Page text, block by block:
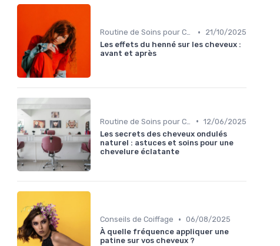
Routine de Soins pour Cheveux Bouclés •
21/10/2025
Les effets du henné sur les cheveux :
avant et après
• 12/06/2025
Les secrets des cheveux ondulés
naturel : astuces et soins pour une
chevelure éclatante
Conseils de Coiffage • 06/08/2025
À quelle fréquence appliquer une
patine sur vos cheveux ?